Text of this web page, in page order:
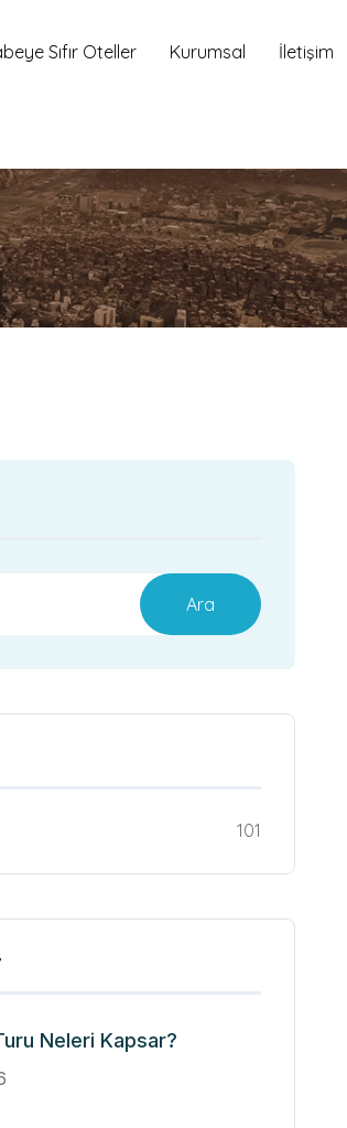
Sıfır Oteller Kurumsal İletişim
Ara
101
Neleri Kapsar?